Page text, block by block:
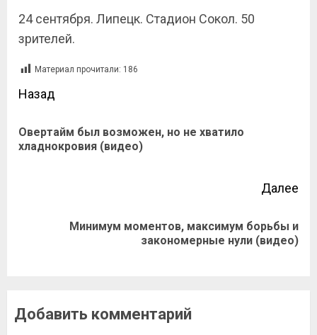
24 сентября. Липецк. Стадион Сокол. 50
зрителей.
Материал прочитали: 186
Назад
Овертайм был возможен, но не хватило
хладнокровия (видео)
Далее
Минимум моментов, максимум борьбы и
закономерные нули (видео)
Добавить комментарий